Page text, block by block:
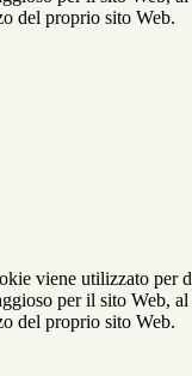
del proprio sito Web.
viene utilizzato per
per il sito Web,
del proprio sito Web.